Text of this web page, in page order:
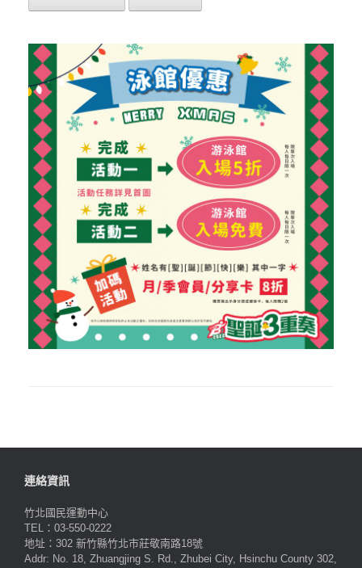
連絡資訊
竹北國民運動中心
TEL：03-550-0222
地址：302 新竹縣竹北市莊敬南路18號
Addr: No. 18, Zhuangjing S. Rd., Zhubei City, Hsinchu County 302,